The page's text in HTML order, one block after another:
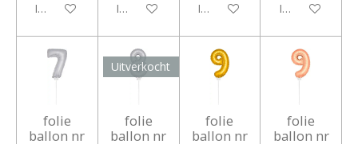
In winkelwagen In winkelwagen In winkelwagen In winkelwagen
folie
ballon nr
Uitverkocht
folie
ballon nr
folie
ballon nr
folie
ballon nr